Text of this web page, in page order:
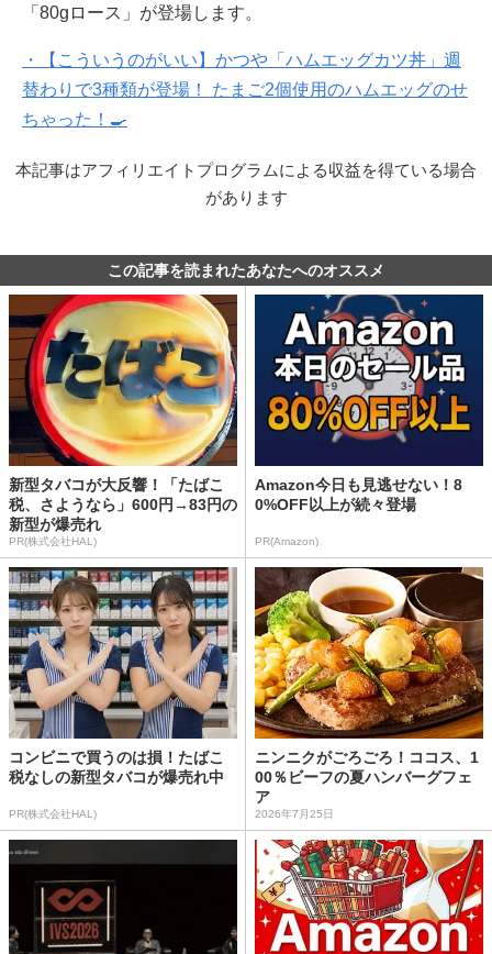
「80gロース」が登場します。
・【こういうのがいい】かつや「ハムエッグカツ丼」週
替わりで3種類が登場！ たまご2個使用のハムエッグのせ
ちゃった！🍳
本記事はアフィリエイトプログラムによる収益を得ている場合
があります
この記事を読まれたあなたへのオススメ
新型タバコが大反響！「たばこ
税、さようなら」600円→83円の
新型が爆売れ
PR(株式会社HAL)
Amazon今日も見逃せない！8
0%OFF以上が続々登場
PR(Amazon)
コンビニで買うのは損！たばこ
税なしの新型タバコが爆売れ中
PR(株式会社HAL)
ニンニクがごろごろ！ココス、1
00％ビーフの夏ハンバーグフェ
ア
2026年7月25日